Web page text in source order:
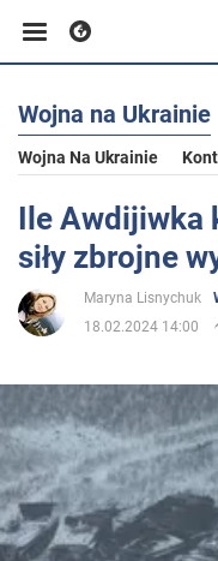
Biznes
Sport
Polityka
Społeczeństwo
Wojna na Ukrainie
Wojna Na Ukrainie
Ile Awdijiwka
siły zbrojne
Maryna Lisnychuk
18.02.2024 14:00